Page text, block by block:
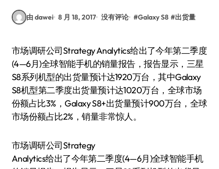
由 dawei 8 月 18, 2017 没有评论 #Galaxy S8 #出货量
市场调研公司Strategy Analytics给出了今年第二季度
(4—6月)全球智能手机的销量报告，报告显示，三星
S8系列机型的出货量预计达1920万台，其中Galaxy
S8机型第二季度出货量预计达1020万台，全球市场
份额占比3%，Galaxy S8+出货量预计900万台，全球
市场份额占比2%，销量非常惊人。
市场调研公司Strategy
Analytics给出了今年第二季度(4—6月)全球智能手机